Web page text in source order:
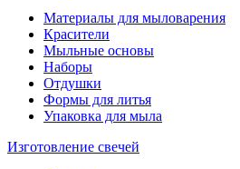
Материалы для мыловарения
Красители
Мыльные основы
Наборы
Отдушки
Формы для литья
Упаковка для мыла
Изготовление свечей